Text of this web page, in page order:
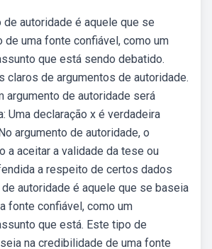
de autoridade é aquele que se
de uma fonte confiável, como um
que está sendo debatido.
claros de argumentos de autoridade.
argumento de autoridade será
Uma declaração x é verdadeira
argumento de autoridade, o
a aceitar a validade da tese ou
a respeito de certos dados
de autoridade é aquele que se baseia
fonte confiável, como um
que está. Este tipo de
na credibilidade de uma fonte